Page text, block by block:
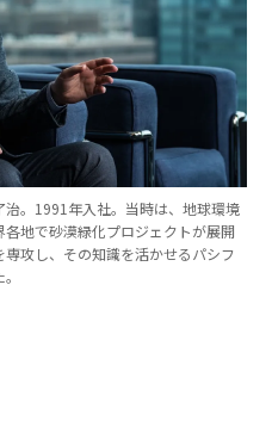
。1991年入社。当時は、地球環境
地で砂漠緑化プロジェクトが展開
攻し、その知識を活かせるパシフ